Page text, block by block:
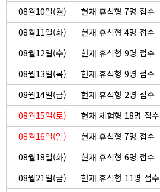
08월10일(월)
현재 휴식형 7명 접수
08월11일(화)
현재 휴식형 4명 접수
08월12일(수)
현재 휴식형 9명 접수
08월13일(목)
현재 휴식형 9명 접수
08월14일(금)
현재 휴식형 2명 접수
08월15일(토)
현재 체험형 18명 접수
08월16일(일)
현재 휴식형 7명 접수
08월18일(화)
현재 휴식형 6명 접수
08월21일(금)
현재 휴식형 11명 접수